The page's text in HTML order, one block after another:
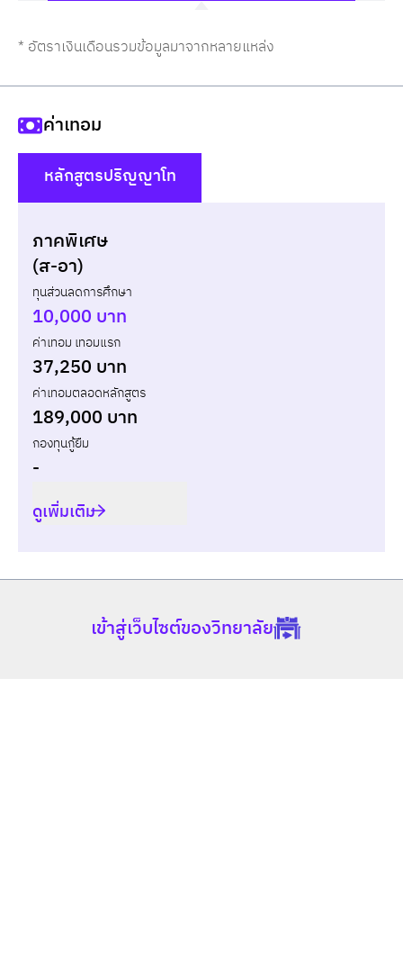
* อัตราเงินเดือนรวมข้อมูลมาจากหลายแหล่ง
ค่าเทอม
หลักสูตรปริญญาโท
ภาคพิเศษ
(ส-อา)
ทุนส่วนลดการศึกษา
10,000 บาท
ค่าเทอม เทอมแรก
37,250 บาท
ค่าเทอมตลอดหลักสูตร
189,000 บาท
กองทุนกู้ยืม
-
ดูเพิ่มเติม
()
แบบไม่กู้ยืม
ปี เทอม
รวม
เข้าสู่เว็บไซต์ของวิทยาลัย